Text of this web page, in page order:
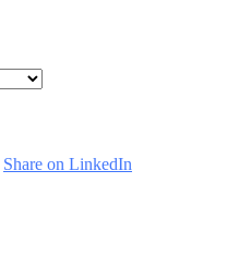
Share on LinkedIn